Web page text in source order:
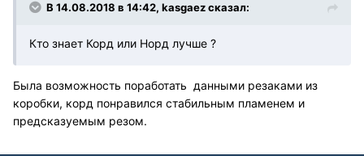
В 14.08.2018 в 14:42, kasgaez сказал:
Кто знает Корд или Норд лучше ?
Была возможность поработать данными резаками из
коробки, корд понравился стабильным пламенем и
предсказуемым резом.